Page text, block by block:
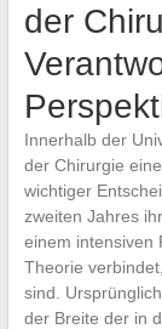
der
Innerhalb der
der Chirurgie
wichtiger
zweiten Jahres
einem intensiven
Theorie
sind.
der Breite der in